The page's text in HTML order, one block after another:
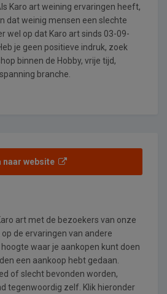
Karo art weining ervaringen heeft,
dat weinig mensen een slechte
wel op dat Karo art sinds 03-09-
je geen positieve indruk, zoek
binnen de Hobby, vrije tijd,
branche.
naar website
art met de bezoekers van onze
de ervaringen van andere
waar je aankopen kunt doen
een aankoop hebt gedaan.
of slecht bevonden worden,
tegenwoordig zelf. Klik hieronder